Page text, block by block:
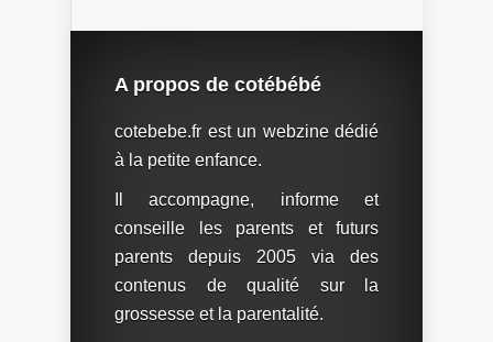
A propos de cotébébé
cotebebe.fr est un webzine dédié
à la petite enfance.
Il accompagne, informe et
conseille les parents et futurs
parents depuis 2005 via des
contenus de qualité sur la
grossesse et la parentalité.